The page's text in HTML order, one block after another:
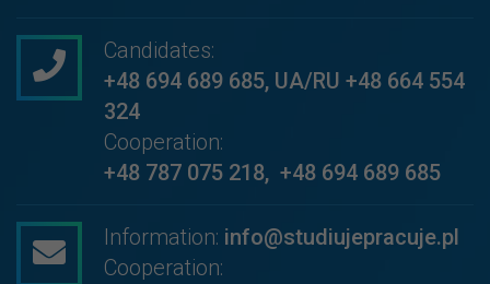
Candidates:
+48 694 689 685, UA/RU +48 664 554
324
Cooperation:
+48 787 075 218, +48 694 689 685
Information: info@studiujepracuje.pl
Cooperation: